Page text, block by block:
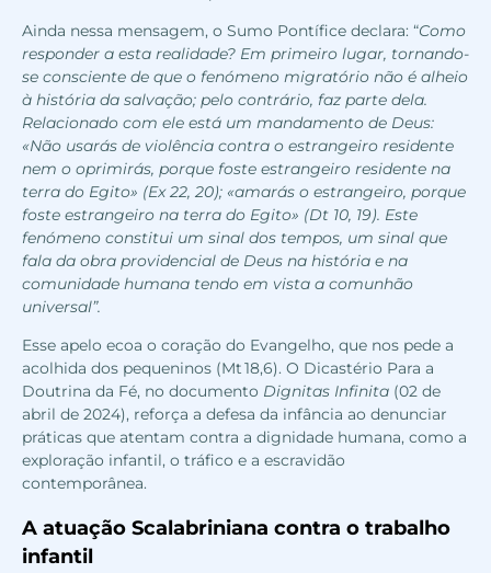
Ainda nessa mensagem, o Sumo Pontífice declara: “Como
responder a esta realidade? Em primeiro lugar, tornando-
se consciente de que o fenómeno migratório não é alheio
à história da salvação; pelo contrário, faz parte dela.
Relacionado com ele está um mandamento de Deus:
«Não usarás de violência contra o estrangeiro residente
nem o oprimirás, porque foste estrangeiro residente na
terra do Egito» (Ex 22, 20); «amarás o estrangeiro, porque
foste estrangeiro na terra do Egito» (Dt 10, 19). Este
fenómeno constitui um sinal dos tempos, um sinal que
fala da obra providencial de Deus na história e na
comunidade humana tendo em vista a comunhão
universal”.
Esse apelo ecoa o coração do Evangelho, que nos pede a
acolhida dos pequeninos (Mt 18,6). O Dicastério Para a
Doutrina da Fé, no documento Dignitas Infinita (02 de
abril de 2024), reforça a defesa da infância ao denunciar
práticas que atentam contra a dignidade humana, como a
exploração infantil, o tráfico e a escravidão
contemporânea.
A atuação Scalabriniana contra o trabalho
infantil